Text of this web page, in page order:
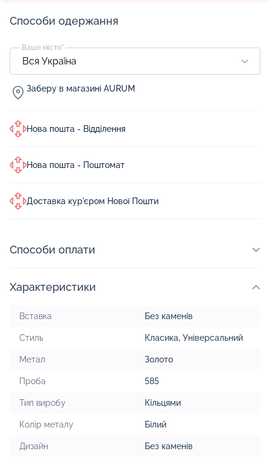
Способи одержання
Ваше місто*
Заберу в магазині AURUM
Нова пошта - Відділення
Нова пошта - Поштомат
Доставка кур'єром Нової Пошти
Способи оплати
Характеристики
Вставка Без каменів
Стиль Класика, Універсальний
Метал Золото
Проба 585
Тип виробу Кільцями
Колір металу Білий
Дизайн Без каменів